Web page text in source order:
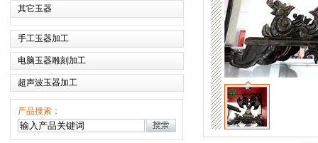
其它玉器
手工玉器加工
电脑玉器雕刻加工
超声波玉器加工
产品搜索：